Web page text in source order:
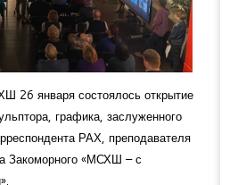
26 января состоялось открытие
графика, заслуженного
РАХ, преподавателя
Закоморного «МСХШ – с